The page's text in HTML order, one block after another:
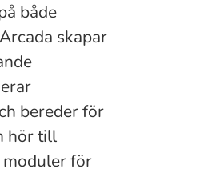
både
skapar
bereder för
hör till
moduler för